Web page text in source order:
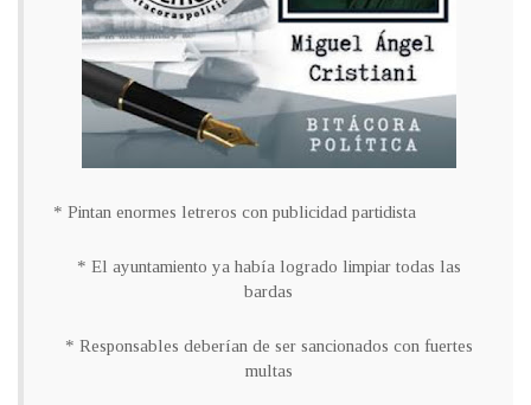
* Pintan enormes letreros con publicidad partidista
* El ayuntamiento ya había logrado limpiar todas las
bardas
* Responsables deberían de ser sancionados con fuertes
multas